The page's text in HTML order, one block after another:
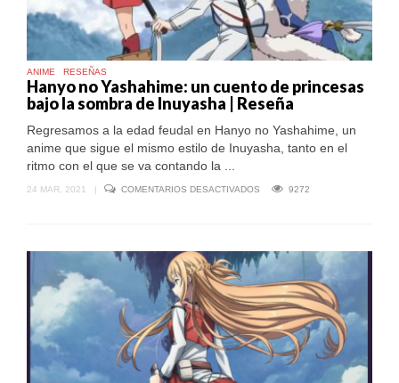
ANIME RESEÑAS
Hanyo no Yashahime: un cuento de princesas
bajo la sombra de Inuyasha | Reseña
Regresamos a la edad feudal en Hanyo no Yashahime, un
anime que sigue el mismo estilo de Inuyasha, tanto en el
ritmo con el que se va contando la ...
24 MAR, 2021 | COMENTARIOS DESACTIVADOS
DE
BAJO
LA
SOMBRA
DE
INUYASHA
|
RESEÑA
9272